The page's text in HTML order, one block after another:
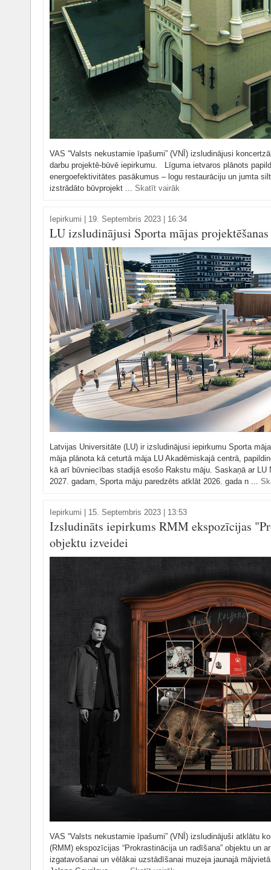
VAS “Valsts nekustamie īpašumi” (VNĪ) izsludinājusi
darbu projektē-būvē iepirkumu. Līguma ietvaros plānots
energoefektivitātes pasākumus – logu restaurāciju un jumta
izstrādāto būvprojekt ... Skatīt vairāk
Iepirkumi 19. Septembris 2023 | 16:34
LU izsludinājusi Sporta mājas
Latvijas Universitāte (LU) ir izsludinājusi iepirkumu Sporta
māja plānota kā ceturtā māja LU Akadēmiskajā centrā,
kā arī būvniecības stadijā esošo Rakstu māju. Saskaņā ar
2027. gadam, Sporta māju paredzēts atklāt 2026. gada n ...
Iepirkumi 15. Septembris 2023 | 13:53
Izsludināts iepirkums RMM ekspozīcijas
objektu izveidei
VAS “Valsts nekustamie īpašumi” (VNĪ) izsludinājuši atklātu
(RMM) ekspozīcijas “Prokrastinācija un radīšana” objektu un
izgatavošanai un vēlākai uzstādīšanai muzeja jaunajā